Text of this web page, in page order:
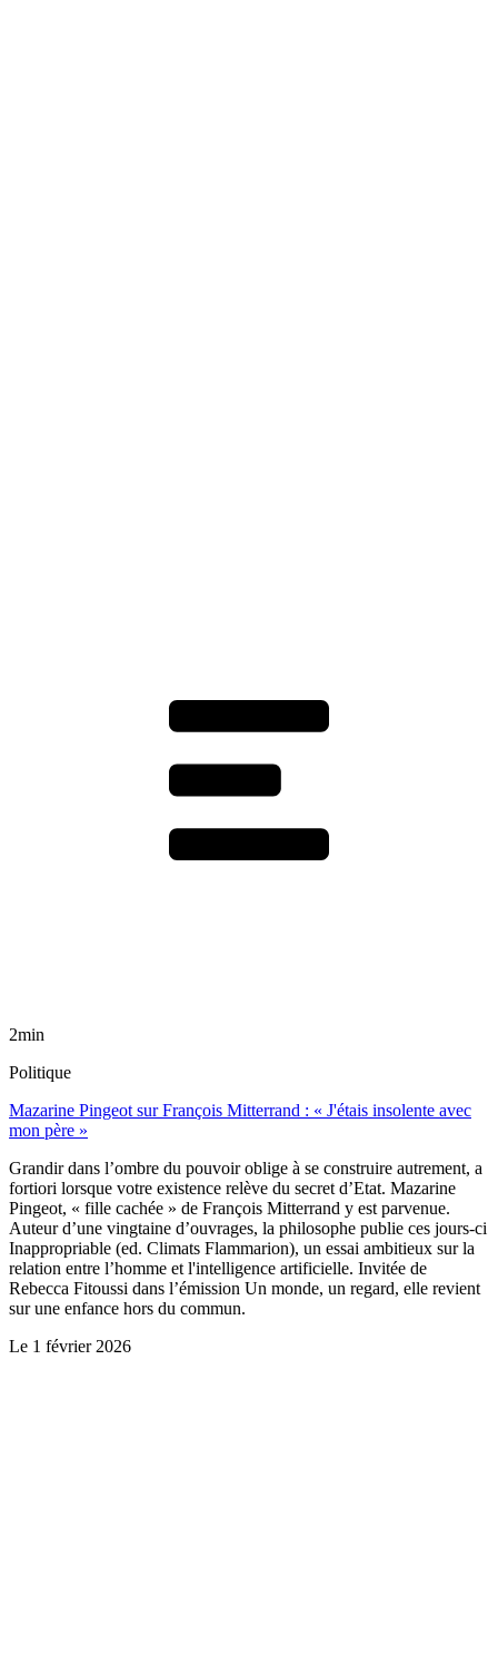
2min
Politique
Mazarine Pingeot sur François Mitterrand : « J'étais insolente avec
mon père »
Grandir dans l’ombre du pouvoir oblige à se construire autrement, a
fortiori lorsque votre existence relève du secret d’Etat. Mazarine
Pingeot, « fille cachée » de François Mitterrand y est parvenue.
Auteur d’une vingtaine d’ouvrages, la philosophe publie ces jours-ci
Inappropriable (ed. Climats Flammarion), un essai ambitieux sur la
relation entre l’homme et l'intelligence artificielle. Invitée de
Rebecca Fitoussi dans l’émission Un monde, un regard, elle revient
sur une enfance hors du commun.
Le 1 février 2026